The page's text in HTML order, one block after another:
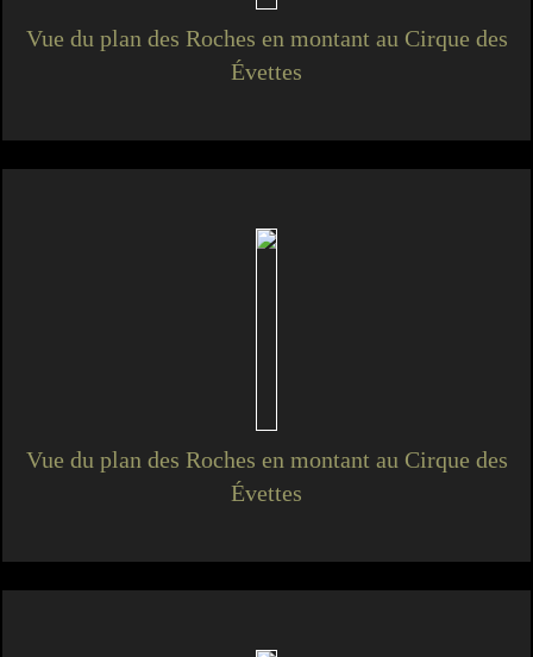
Vue du plan des Roches en montant au Cirque des
Évettes
Vue du plan des Roches en montant au Cirque des
Évettes